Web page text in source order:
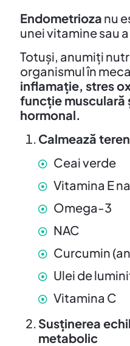
Endometrioza nu
unei vitamine sau
Totuși, anumiți
organismul în
inflamație, stres
funcție musculară
hormonal.
Calmează
Ceai verde
Vitamina E
Omega-3
NAC
Curcumin
Ulei de
Vitamina C
Susținerea
metabolic